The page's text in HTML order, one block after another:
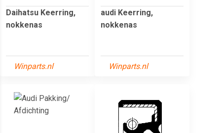
Daihatsu Keerring,
nokkenas
Winparts.nl
audi Keerring,
nokkenas
Winparts.nl